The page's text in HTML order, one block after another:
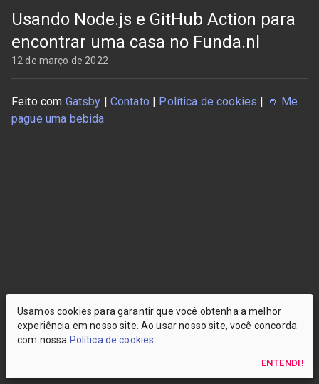
Usando Node.js e GitHub Action para
encontrar uma casa no Funda.nl
12 de março de 2022
Feito com Gatsby | Contato | Política de cookies | 🥤 Me
pague uma bebida
Usamos cookies para garantir que você obtenha a melhor
experiência em nosso site. Ao usar nosso site, você concorda
com nossa Política de cookies
ENTENDI!